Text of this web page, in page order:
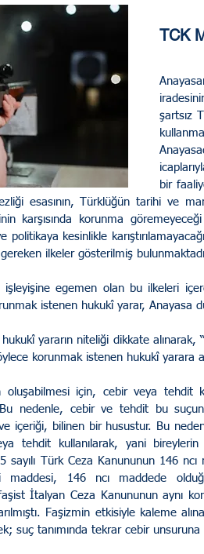
Sosyal Medya
TCK
şartsız
bir
esasının, Türklüğün tarihi ve
karşısında korunma
politikaya kesinlikle
ilkeler gösterilmiş
işleyişine egemen olan bu ilkeleri
istenen hukukî yarar, Anayasa
yararın niteliği dikkate alınarak,
korunmak istenen hukukî yarara
oluşabilmesi için, cebir veya tehdit
nedenle, cebir ve tehdit bu
içeriği, bilinen bir husustur. Bu
tehdit kullanılarak, yani
sayılı Türk Ceza Kanununun 146
maddesi, 146 ncı maddede
İtalyan Ceza Kanununun aynı
Faşizmin etkisiyle kaleme
suç tanımında tekrar cebir